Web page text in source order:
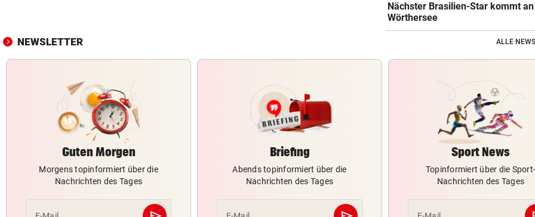
Nächster Brasilien-Star kommt
Wörthersee
NEWSLETTER ALLE
Guten Morgen
Morgens topinformiert über die
Nachrichten des Tages
Briefing
Abends topinformiert über die
Nachrichten des Tages
Sport News
Topinformiert über die Sport-
Nachrichten des Tages